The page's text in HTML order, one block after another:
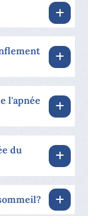
l'apnée
du